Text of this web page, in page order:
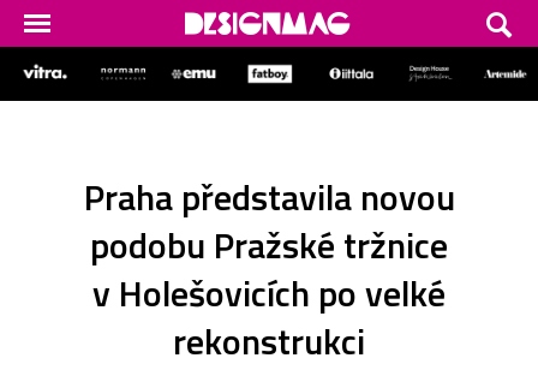
Praha představila novou
podobu Pražské tržnice
v Holešovicích po velké
rekonstrukci